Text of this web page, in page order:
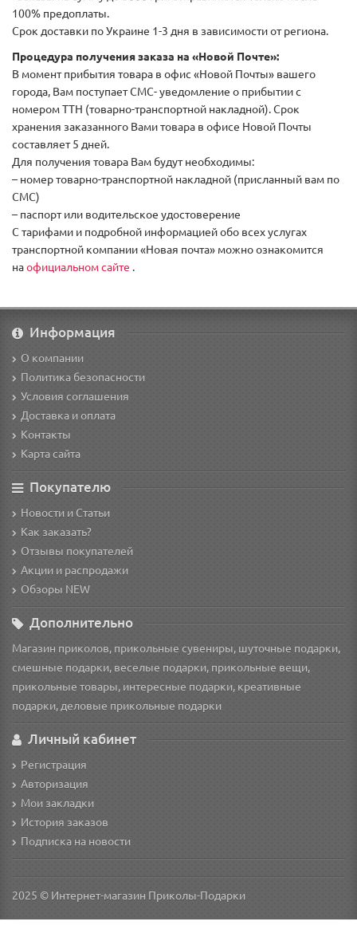
100% предоплаты.
Срок доставки по Украине 1-3 дня в зависимости от региона.
Процедура получения заказа на «Новой Почте»:
В момент прибытия товара в офис «Новой Почты» вашего
города, Вам поступает СМС- уведомление о прибытии с
номером ТТН (товарно-транспортной накладной). Срок
хранения заказанного Вами товара в офисе Новой Почты
составляет 5 дней.
Для получения товара Вам будут необходимы:
– номер товарно-транспортной накладной (присланный вам по
СМС)
– паспорт или водительское удостоверение
С тарифами и подробной информацией обо всех услугах
транспортной компании «Новая почта» можно ознакомится
наофициальном сайте .
Информация
О компании
Политика безопасности
Условия соглашения
Доставка и оплата
Контакты
Карта сайта
Покупателю
Новости и Статьи
Как заказать?
Отзывы покупателей
Акции и распродажи
Обзоры NEW
Дополнительно
Магазин приколов, прикольные сувениры, шуточные подарки,
смешные подарки, веселые подарки, прикольные вещи,
прикольные товары, интересные подарки, креативные
подарки, деловые прикольные подарки
Личный кабинет
Регистрация
Авторизация
Мои закладки
История заказов
Подписка на новости
2025 © Интернет-магазин Приколы-Подарки